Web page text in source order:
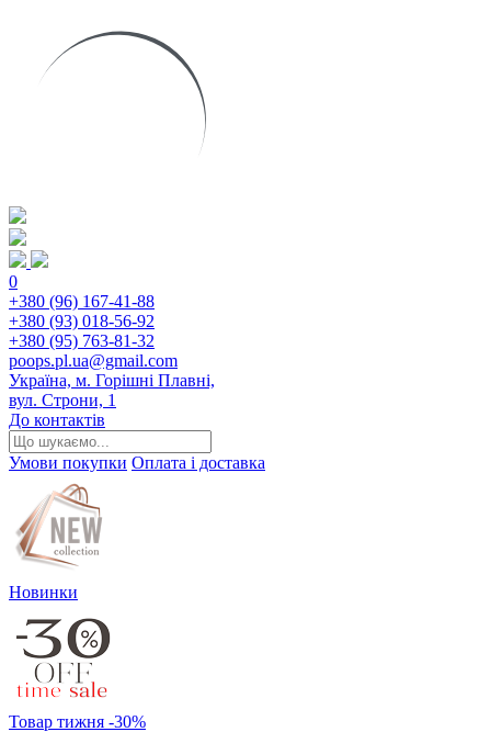
0
+380 (96) 167-41-88
+380 (93) 018-56-92
+380 (95) 763-81-32
poops.pl.ua@gmail.com
Україна, м. Горішні Плавні,
вул. Строни, 1
До контактів
Умови покупки Оплата і доставка
Новинки
Товар тижня -30%